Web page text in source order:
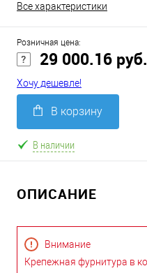
Все характеристики
Розничная цена:
29 000.16 руб.
Хочу дешевле!
В корзину
В наличии
ОПИСАНИЕ
Внимание
Крепежная фурнитура в